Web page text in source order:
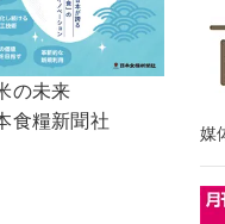
の未来
食糧新聞社
媒